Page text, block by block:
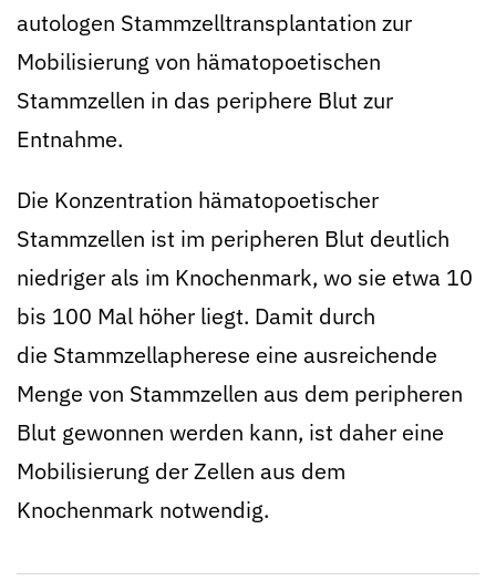
autologen Stammzelltransplantation zur
Mobilisierung von hämatopoetischen
Stammzellen in das periphere Blut zur
Entnahme.
Die Konzentration hämatopoetischer
Stammzellen ist im peripheren Blut deutlich
niedriger als im Knochenmark, wo sie etwa 10
bis 100 Mal höher liegt. Damit durch
die Stammzellapherese eine ausreichende
Menge von Stammzellen aus dem peripheren
Blut gewonnen werden kann, ist daher eine
Mobilisierung der Zellen aus dem
Knochenmark notwendig.